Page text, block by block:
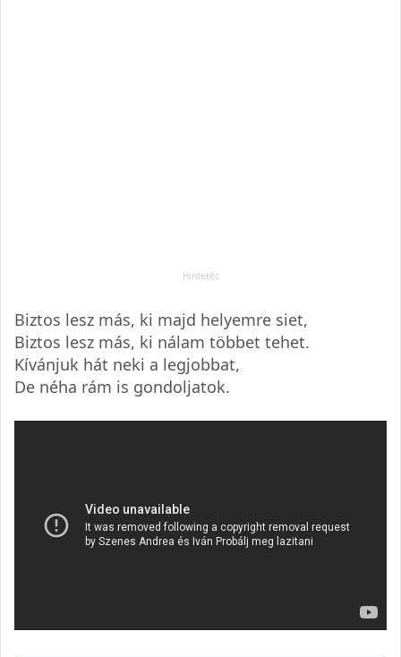
Biztos lesz más, ki majd helyemre siet,
Biztos lesz más, ki nálam többet tehet.
Kívánjuk hát neki a legjobbat,
De néha rám is gondoljatok.